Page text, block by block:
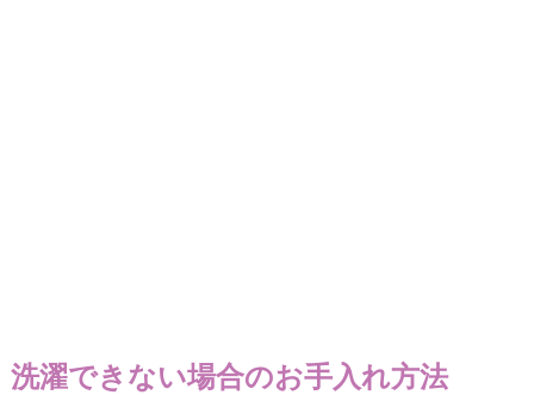
洗濯できない場合のお手入れ方法